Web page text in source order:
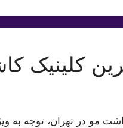
کلینیک
مو در تهران، توجه به